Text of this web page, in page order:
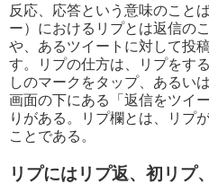
反応、応答という意味のこと
ー）におけるリプとは返信の
や、あるツイートに対して投
す。リプの仕方は、リプをす
しのマークをタップ、あるい
画面の下にある「返信をツイ
りがある。リプ欄とは、リプ
ことである。
リプにはリプ返、初リプ